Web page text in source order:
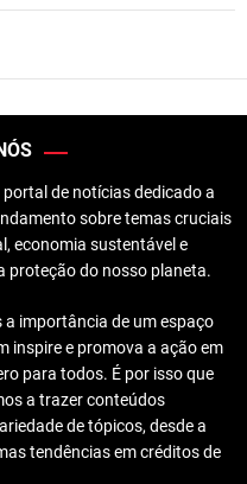
de notícias dedicado a
sobre temas cruciais
economia sustentável e
proteção do nosso planeta.
importância de um espaço
inspire e promova a ação em
para todos. É por isso que
a trazer conteúdos
de tópicos, desde a
tendências em créditos de